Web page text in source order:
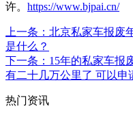
许。 https://www.bjpai.cn/
上一条 ：北京私家车报废
是什么？
下一条 ：15年的私家车报
有二十几万公里了 可以申
热门资讯